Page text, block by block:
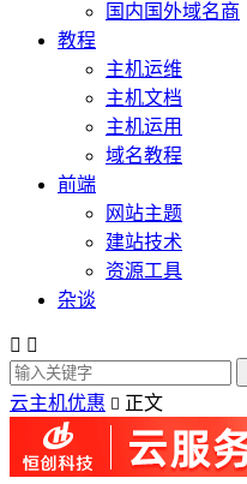
国内国外域名商
教程
主机运维
主机文档
主机运用
域名教程
前端
网站主题
建站技术
资源工具
杂谈
 
云主机优惠  正文